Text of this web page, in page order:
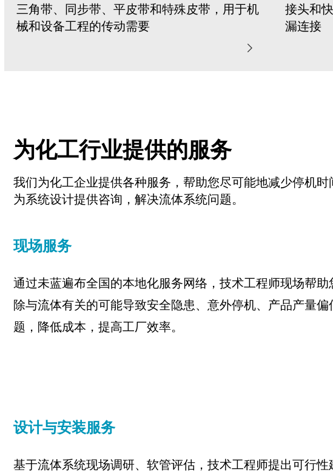
三角带、同步带、平皮带和特殊皮带，用于机
械和设备工程的传动需要
接头和
漏连接
为化工行业提供的服务
我们为化工企业提供各种服务，帮助您尽可能地减少停机
为系统设计提供咨询，解决流体系统问题。
现场服务
通过未蓝遍布全国的本地化服务网络，技术工程师现场帮
除与流体有关的可能导致安全隐患、意外停机、产品产量
题，降低成本，提高工厂效率。
设计与安装服务
基于流体系统现场调研、软管评估，技术工程师提出可行